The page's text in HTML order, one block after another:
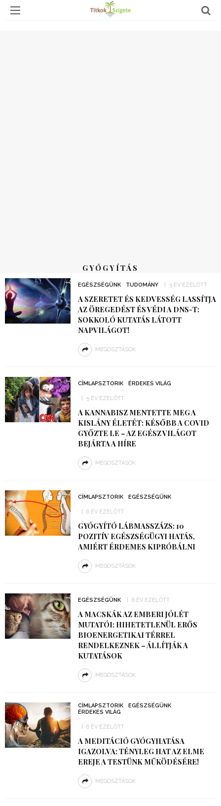
GYÓGYÍTÁS
EGÉSZSÉGÜNK TUDOMÁNY 5 ÉV EZELŐTT
A SZERETET ÉS KEDVESSÉG LASSÍTJA
AZ ÖREGEDÉST ÉS VÉDI A DNS-T:
SOKKOLÓ KUTATÁS LÁTOTT
NAPVILÁGOT!
MEGOSZTÁSOK
CÍMLAPSZTORIK ÉRDEKES VILÁG
5 ÉV EZELŐTT
A KANNABISZ MENTETTE MEG A
KISLÁNY ÉLETÉT: KÉSŐBB A COVID
GYŐZTE LE – AZ EGÉSZ VILÁGOT
BEJÁRTA A HÍRE
MEGOSZTÁSOK
CÍMLAPSZTORIK EGÉSZSÉGÜNK
6 ÉV EZELŐTT
GYÓGYÍTÓ LÁBMASSZÁZS: 10
POZITÍV EGÉSZSÉGÜGYI HATÁS,
AMIÉRT ÉRDEMES KIPRÓBÁLNI
MEGOSZTÁSOK
EGÉSZSÉGÜNK 6 ÉV EZELŐTT
A MACSKÁK AZ EMBERI JÓLÉT
MUTATÓI: HIHETETLENÜL ERŐS
BIOENERGETIKAI TÉRREL
RENDELKEZNEK – ÁLLÍTJÁK A
KUTATÁSOK
MEGOSZTÁSOK
CÍMLAPSZTORIK
EGÉSZSÉGÜNK
ÉRDEKES VILÁG
6 ÉV EZELŐTT
A MEDITÁCIÓ GYÓGYHATÁSA
IGAZOLVA: TÉNYLEG HAT AZ ELME
EREJE A TESTÜNK MŰKÖDÉSÉRE!
MEGOSZTÁSOK